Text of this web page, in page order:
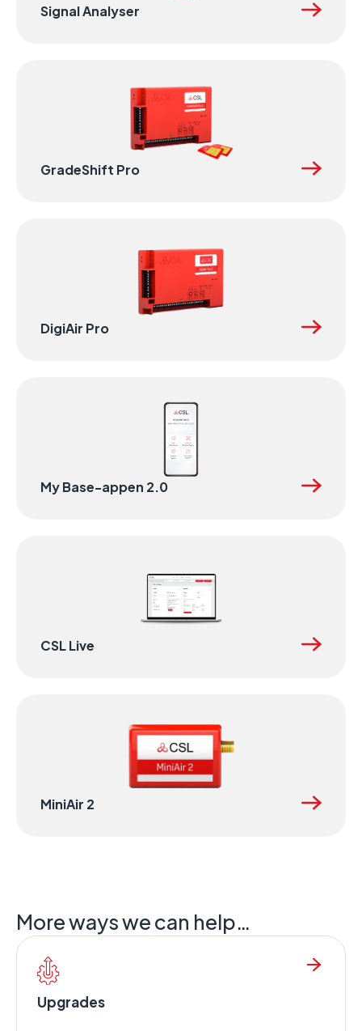
Signal Analyser
GradeShift Pro
DigiAir Pro
My Base-appen 2.0
CSL Live
MiniAir 2
More ways we can help…
Upgrades